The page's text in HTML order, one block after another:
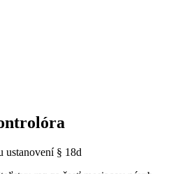
ustanovení § 18d